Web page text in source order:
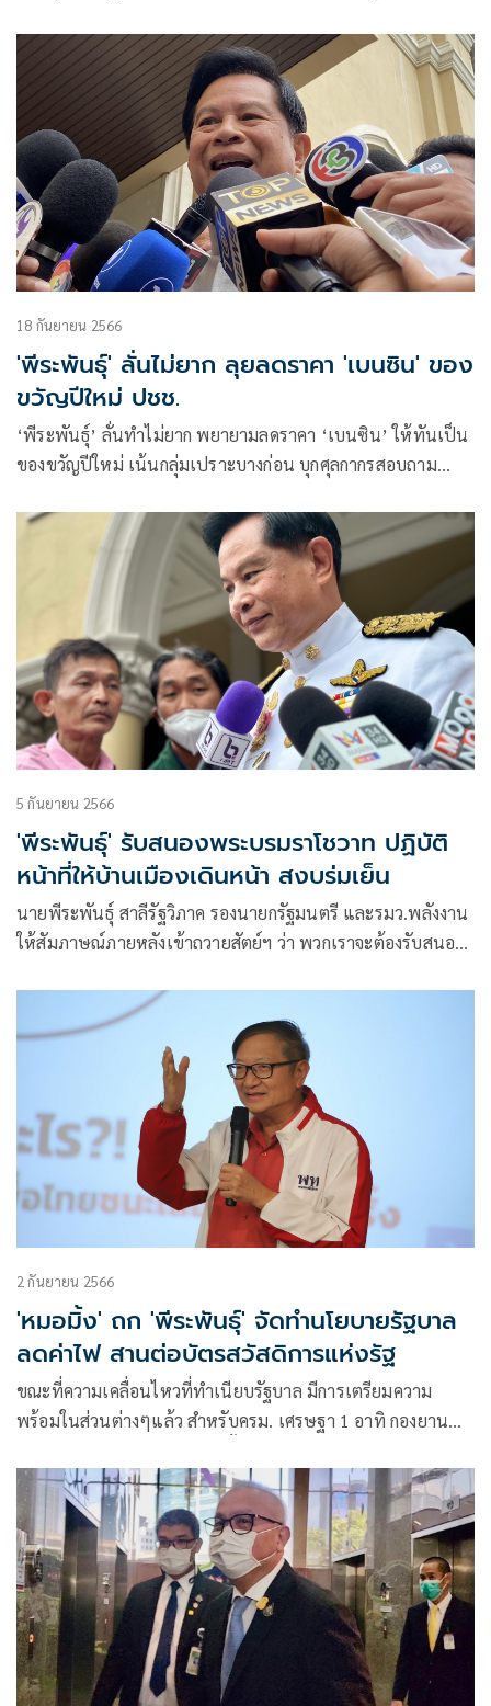
4.10 บาทต่อหน่วย แต่นายกรัฐมนตรี ได้กำชับ นายพีรพันธุ์ สาลี
รัฐวิภาค รมว.พลังงาน
18 กันยายน 2566
'พีระพันธุ์' ลั่นไม่ยาก ลุยลดราคา 'เบนซิน' ของ
ขวัญปีใหม่ ปชช.
‘พีระพันธุ์’ ลั่นทําไม่ยาก พยายามลดราคา ‘เบนซิน’ ให้ทันเป็น
ของขวัญปีใหม่ เน้นกลุ่มเปราะบางก่อน บุกศุลกากรสอบถาม
5 กันยายน 2566
'พีระพันธุ์' รับสนองพระบรมราโชวาท ปฏิบัติ
หน้าที่ให้บ้านเมืองเดินหน้า สงบร่มเย็น
นายพีระพันธุ์ สาลีรัฐวิภาค รองนายกรัฐมนตรี และรมว.พลังงาน
ให้สัมภาษณ์ภายหลังเข้าถวายสัตย์ฯ ว่า พวกเราจะต้องรับสนอง
2 กันยายน 2566
'หมอมิ้ง' ถก 'พีระพันธุ์' จัดทำนโยบายรัฐบาล
ลดค่าไฟ สานต่อบัตรสวัสดิการแห่งรัฐ
ขณะที่ความเคลื่อนไหวที่ทำเนียบรัฐบาล มีการเตรียมความ
พร้อมในส่วนต่างๆแล้ว สำหรับครม. เศรษฐา 1 อาทิ กองยาน
ตรวจเช็กสภาพหลังมีการส่งมอบคืนเรียบร้อยแล้ว โดยได้นำไป
จอดไว้ที่บ้านพิษณุโลก